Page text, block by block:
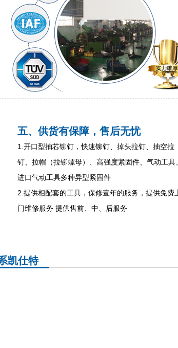
五、供货有保障，售后无忧
1.开口型抽芯铆钉，快速铆钉、掉头拉钉、抽空拉
钉、拉帽（拉铆螺母）、高强度紧固件、气动工具
进口气动工具多种异型紧固件
2.提供相配套的工具，保修壹年的服务，提供免费
门维修服务 提供售前、中、后服务
凯仕特